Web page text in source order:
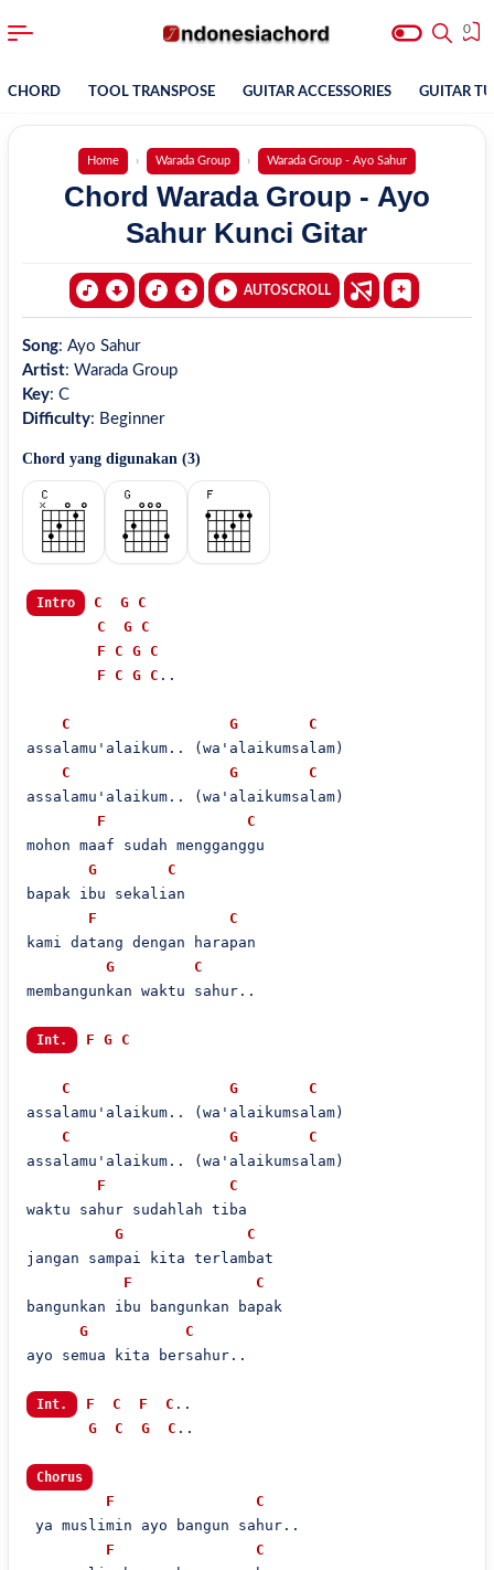
0
CHORD TOOL TRANSPOSE GUITAR ACCESSORIES GUITAR
Home Warada Group Warada Group - Ayo Sahur
Chord Warada Group - Ayo
Sahur Kunci Gitar
AUTOSCROLL
Song: Ayo Sahur
Artist: Warada Group
Key: C
Difficulty: Beginner
Chord yang digunakan (3)
Intro C G
C
C
G
C
F
C G
C
F
C G C ..
C G
C
assalamu'alaikum.. (wa'alaikumsalam)
C
G
C
assalamu'alaikum.. (wa'alaikumsalam)
F
C
mohon maaf sudah mengganggu
G
C
bapak ibu sekalian
F
C
kami datang dengan harapan
G
C
membangunkan waktu sahur..
Int. F G C
C G
C
assalamu'alaikum.. (wa'alaikumsalam)
C
G
C
assalamu'alaikum.. (wa'alaikumsalam)
F
C
waktu sahur sudahlah tiba
G
C
jangan sampai kita terlambat
F
C
bangunkan ibu bangunkan bapak
G
C
ayo semua kita bersahur..
Int. F C F C ..
G
C G C ..
Chorus
F
C
ya muslimin ayo bangun sahur..
F
C